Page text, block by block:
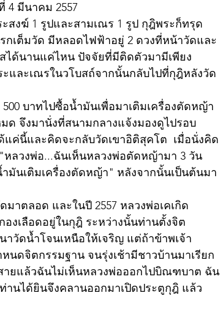
4 มีนาคม 2557
สงฆ์ 1 รูปและสามเณร 1 รูป กุฎิพระก็ทรุด
เต็มวัด มีหลอดไฟฟ้าอยู่ 2 ดวงที่หน้าวัดและ
ได้นานแค่ไหน ปัจจัยที่มีติดตัวมามีเพียง
ะและเณรในวโบสถ์จากนั้นกลับไปที่กุฎิหลังวัด
บาทไปซื้อน้ำมันเพื่อมาเติมเครื่องตัดหญ้า
จึงมานั่งที่สนามกลางแจ้งมองดูไปรอบ
ค่นี้และคิดจะกลับวัดเขาอิติสุคโต  เมื่อนั่งคิด
ลวงพ่อ...ฉันเห็นหลวงพ่อตัดหญ้ามา 3 วัน
มันเติมเครื่องตัดหญ้า" หลังจากนั้นเป็นต้นมา
าตลอด และในปี 2557 หลวงพ่อเคเกิด
งเลือดอยู่ในกุฎิ ระหว่างนั้นท่านตั้งจิต
วัดน้ำโจนเหนือให้เจริญ แต่ถ้าข้าพเจ้า
ดจิตกรรมฐาน จนรุ่งเช้ามีชาวบ้านมาเรียก
ยแล้วฉันไม่เห็นหลวงพ่อออกไปบิณฑบาต ฉัน
นได้ยินจึงคลานออกมาเปิดประตูกุฎิ แล้ว